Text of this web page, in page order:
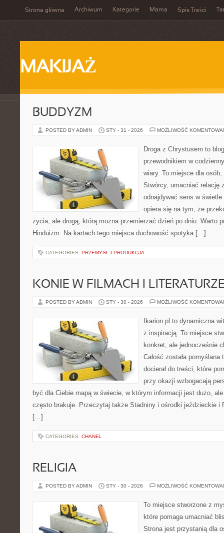
Strona główna Archiwum Kategorie Mama Spis Treści
MAKIJAŻ
BUDDYZM
POSTED BY ADMIN STY - 31 - 2026 MOŻLIWOŚĆ
Droga z Chrystusem to
przewodnikiem w
wiary. To miejsce dla
Stwórcy, umacniać relację
odnajdywać sens w świetle
opiera się na tym, że
życia, ale drogą, którą można przemierzać dzień po dniu. Warto
Hinduizm. Na kartach tego miejsca duchowość spotyka […]
CATEGORIES: PRZEMYSŁ I PRODUKCJA
KONIE W FILMACH I
POSTED BY ADMIN STY - 30 - 2026 MOŻLIWOŚĆ
Ikarion.pl to dynamiczna
z inspiracją. To miejsce
konkret, ale jednocześnie
Całość została
docierał do treści, które
przy okazji wzbogacają
być dla Ciebie mapą w świecie, w którym informacji jest dużo,
często brakuje. Przeczytaj także Stadniny i ośrodki jeździeckie i
[…]
CATEGORIES: CHANEL
RELIGIA
POSTED BY ADMIN STY - 30 - 2026 MOŻLIWOŚĆ
To miejsce stworzone z
które pomaga umacniać
Strona jest przystanią dla